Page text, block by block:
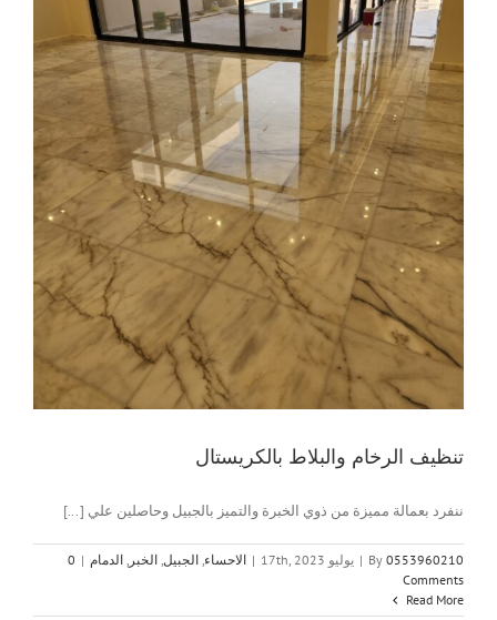
تنظيف الرخام والبلاط بالكريستال
ننفرد بعمالة مميزة من ذوي الخبرة والتميز بالجبيل وحاصلين علي [...]
By 0553960210
| يوليو 17th, 2023 | الاحساء الجبيل الخبر الدمام |
0
Comments
Read More